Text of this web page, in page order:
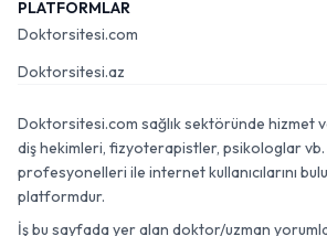
PLATFORMLAR
Doktorsitesi.com
Doktorsitesi.az
Doktorsitesi.com sağlık sektöründe hizmet
diş hekimleri, fizyoterapistler, psikologlar vb.
profesyonelleri ile internet kullanıcılarını
platformdur.
İş bu sayfada yer alan doktor/uzman